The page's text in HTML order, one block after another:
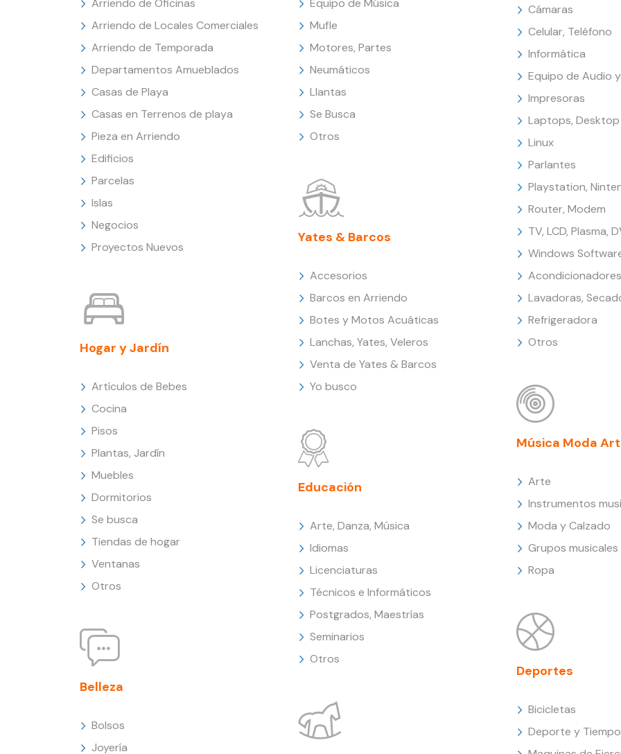
Arriendo de Oficinas
Arriendo de Locales Comerciales
Arriendo de Temporada
Departamentos Amueblados
Casas de Playa
Casas en Terrenos de playa
Pieza en Arriendo
Edificios
Parcelas
Islas
Negocios
Proyectos Nuevos
Hogar y Jardín
Artículos de Bebes
Cocina
Pisos
Plantas, Jardín
Muebles
Dormitorios
Se busca
Tiendas de hogar
Ventanas
Otros
Belleza
Bolsos
Joyería
Equipo de Música
Mufle
Motores, Partes
Neumáticos
Llantas
Se Busca
Otros
Yates & Barcos
Accesorios
Barcos en Arriendo
Botes y Motos Acuáticas
Lanchas, Yates, Veleros
Venta de Yates & Barcos
Yo busco
Educación
Arte, Danza, Música
Idiomas
Licenciaturas
Técnicos e Informáticos
Postgrados, Maestrías
Seminarios
Otros
Cámaras
Celular, Teléfono
Informática
Equipo de Audio
Impresoras
Laptops, Desktop
Linux
Parlantes
Playstation,
Router, Modem
TV, LCD, Plasma,
Windows
Lavadoras,
Refrigeradora
Otros
Música Moda
Arte
Instrumentos
Moda y Calzado
Grupos musicales
Ropa
Deportes
Bicicletas
Deporte y